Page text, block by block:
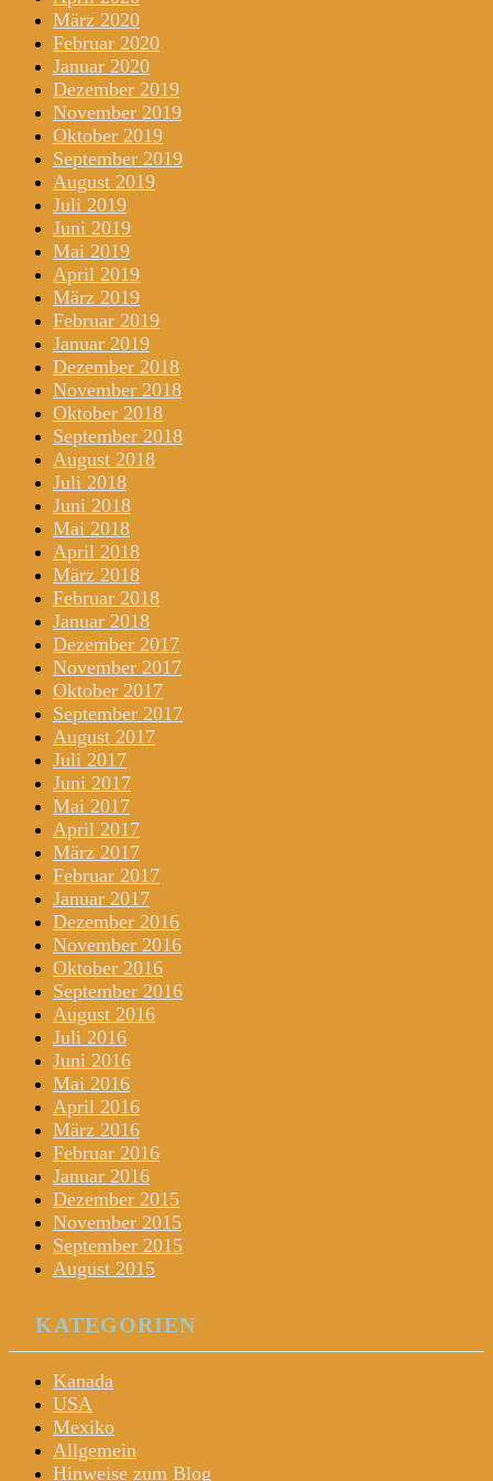
März 2020
Februar 2020
Januar 2020
Dezember 2019
November 2019
Oktober 2019
September 2019
August 2019
Juli 2019
Juni 2019
Mai 2019
April 2019
März 2019
Februar 2019
Januar 2019
Dezember 2018
November 2018
Oktober 2018
September 2018
August 2018
Juli 2018
Juni 2018
Mai 2018
April 2018
März 2018
Februar 2018
Januar 2018
Dezember 2017
November 2017
Oktober 2017
September 2017
August 2017
Juli 2017
Juni 2017
Mai 2017
April 2017
März 2017
Februar 2017
Januar 2017
Dezember 2016
November 2016
Oktober 2016
September 2016
August 2016
Juli 2016
Juni 2016
Mai 2016
April 2016
März 2016
Februar 2016
Januar 2016
Dezember 2015
November 2015
September 2015
August 2015
KATEGORIEN
Kanada
USA
Mexiko
Allgemein
Hinweise zum Blog